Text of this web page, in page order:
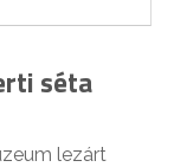
séta
lezárt